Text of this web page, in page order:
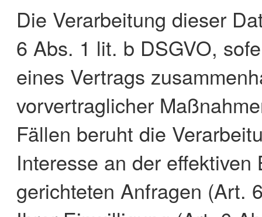
Die Verarbeitung dieser
6 Abs. 1 lit. b DSGVO,
eines Vertrags
vorvertraglicher
Fällen beruht die
Interesse an der
gerichteten Anfragen (Art.